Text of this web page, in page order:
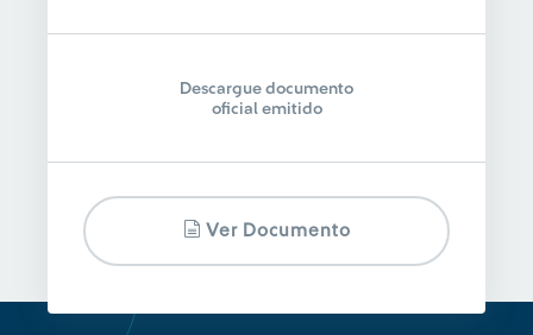
Descargue documento
oficial emitido
Ver Documento